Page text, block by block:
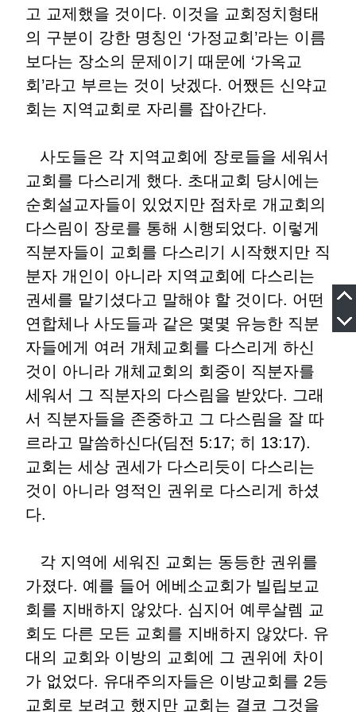
고 교제했을 것이다. 이것을 교회정치형태
의 구분이 강한 명칭인 ‘가정교회’라는 이름
보다는 장소의 문제이기 때문에 ‘가옥교
회’라고 부르는 것이 낫겠다. 어쨌든 신약교
회는 지역교회로 자리를 잡아간다.
사도들은 각 지역교회에 장로들을 세워서
교회를 다스리게 했다. 초대교회 당시에는
순회설교자들이 있었지만 점차로 개교회의
다스림이 장로를 통해 시행되었다. 이렇게
직분자들이 교회를 다스리기 시작했지만 직
분자 개인이 아니라 지역교회에 다스리는
권세를 맡기셨다고 말해야 할 것이다. 어떤
연합체나 사도들과 같은 몇몇 유능한 직분
자들에게 여러 개체교회를 다스리게 하신
것이 아니라 개체교회의 회중이 직분자를
세워서 그 직분자의 다스림을 받았다. 그래
서 직분자들을 존중하고 그 다스림을 잘 따
르라고 말씀하신다(딤전 5:17; 히 13:17).
교회는 세상 권세가 다스리듯이 다스리는
것이 아니라 영적인 권위로 다스리게 하셨
다.
각 지역에 세워진 교회는 동등한 권위를
가졌다. 예를 들어 에베소교회가 빌립보교
회를 지배하지 않았다. 심지어 예루살렘 교
회도 다른 모든 교회를 지배하지 않았다. 유
대의 교회와 이방의 교회에 그 권위에 차이
가 없었다. 유대주의자들은 이방교회를 2등
교회로 보려고 했지만 교회는 결코 그것을